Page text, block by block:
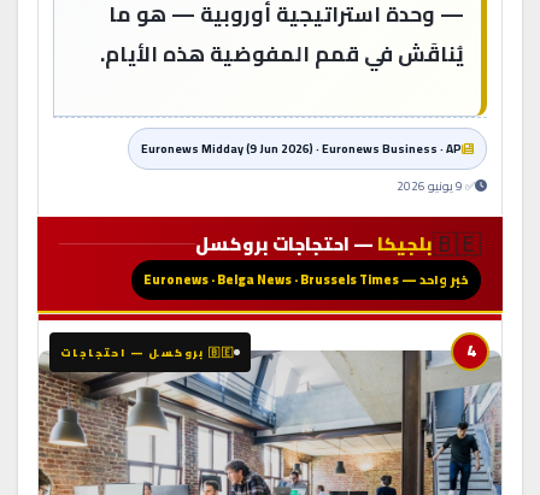
— وحدة استراتيجية أوروبية — هو ما
يُناقَش في قمم المفوضية هذه الأيام.
Euronews Midday (9 Jun 2026) · Euronews Business · AP
🇧🇪بلجيكا— احتجاجات بروكسل
خبر واحد — Euronews · Belga News · Brussels Times
🇧🇪 بروكسل — احتجاجات